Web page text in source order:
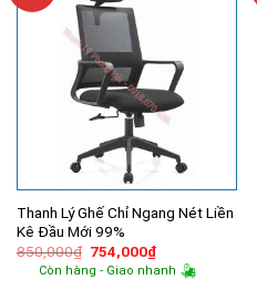
Thanh Lý Ghế Chỉ Ngang Nét Liền
Kê Đầu Mới 99%
850,000₫ Giá
gốc
là:
754,000₫Giá
hiện
tại
Còn hàng - Giao nhanh